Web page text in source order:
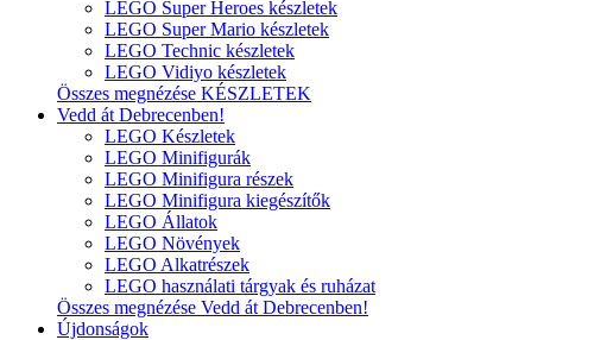
LEGO Super Heroes készletek
LEGO Super Mario készletek
LEGO Technic készletek
LEGO Vidiyo készletek
Összes megnézése KÉSZLETEK
Vedd át Debrecenben!
LEGO Készletek
LEGO Minifigurák
LEGO Minifigura részek
LEGO Minifigura kiegészítők
LEGO Állatok
LEGO Növények
LEGO Alkatrészek
LEGO használati tárgyak és ruházat
Összes megnézése Vedd át Debrecenben!
Újdonságok